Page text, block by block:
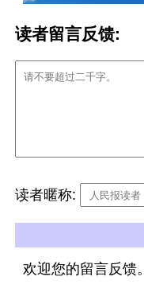
读者留言反馈:
读者暱称:
欢迎您的留言反馈。